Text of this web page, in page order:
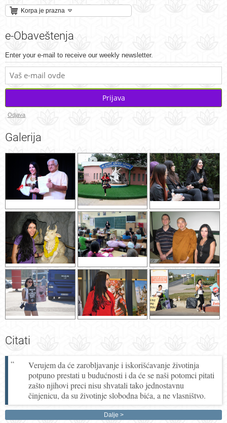
Korpa je prazna
e-Obaveštenja
Enter your e-mail to receive our weekly newsletter.
Prijava
Odjava
Galerija
Citati
Verujem da će zarobljavanje i iskorišćavanje životinja
potpuno prestati u budućnosti i da će se naši potomci pitati
zašto njihovi preci nisu shvatali tako jednostavnu
činjenicu, da su životinje slobodna bića, a ne vlasništvo.
Dalje